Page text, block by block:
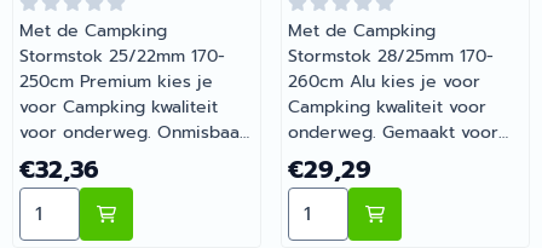
Met de Campking
Stormstok 25/22mm 170-
250cm Premium kies je
voor Campking kwaliteit
voor onderweg. Onmisbaar
voor wie comfortabel op
pad gaat met de camper of
caravan. Barsema Recreatie
levert camper-, caravan- en
Prijs: 32,36
€32,36
Aantal kiezen voor Campking Stormstok 25/22mm
Met de Campking
Stormstok 28/25mm 170-
260cm Alu kies je voor
Campking kwaliteit voor
onderweg. Gemaakt voor
dagelijks gebruik tijdens je
vakanties en weekendtrips.
Barsema Recreatie levert
camper-, caravan- en
Prijs: 29,29
€29,29
Aantal kiezen voor